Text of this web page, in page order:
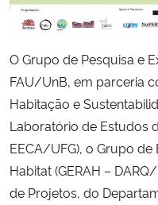
Ministério do Desenvolvimento
Ministério da Mulher, da Família e
Secretaria-Geral
Secretaria de Governo
O Grupo de Pesquisa e
FAU/UnB, em parceria
Habitação e
Laboratório de Estudos
EECA/UFG), o Grupo
Habitat (GERAH –
de Projetos, do